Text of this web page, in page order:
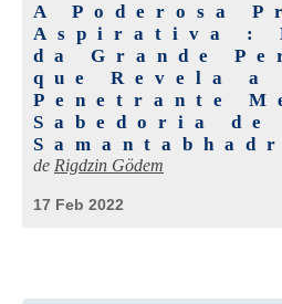
A Poderosa
Aspirativa :
da Grande
que Revela a
Penetrante
Sabedoria de
de Rigdzin Gödem
17 Feb 2022